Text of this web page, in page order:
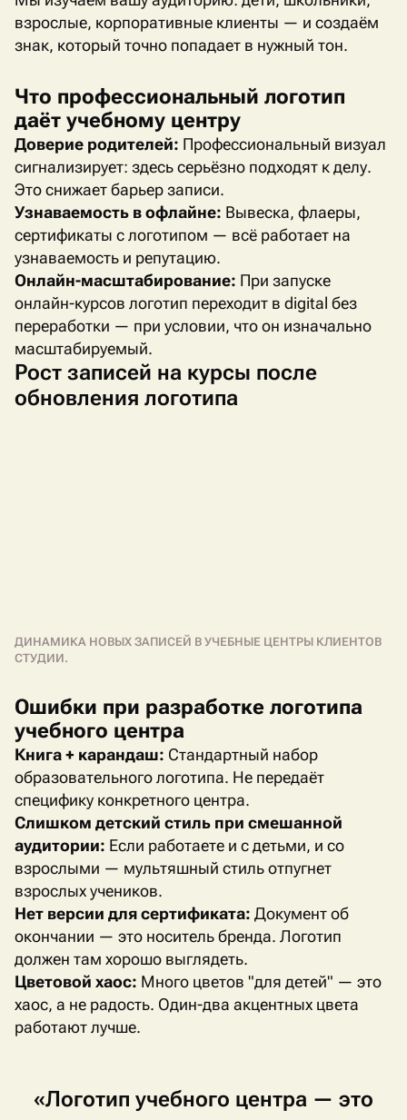
взрослые, корпоративные клиенты — и создаём
знак, который точно попадает в нужный тон.
Что профессиональный логотип
даёт учебному центру
Доверие родителей: Профессиональный визуал
сигнализирует: здесь серьёзно подходят к делу.
Это снижает барьер записи.
Узнаваемость в офлайне: Вывеска, флаеры,
сертификаты с логотипом — всё работает на
узнаваемость и репутацию.
Онлайн-масштабирование: При запуске
онлайн-курсов логотип переходит в digital без
переработки — при условии, что он изначально
масштабируемый.
Рост записей на курсы после
обновления логотипа
ДИНАМИКА НОВЫХ ЗАПИСЕЙ В УЧЕБНЫЕ ЦЕНТРЫ КЛИЕНТОВ
СТУДИИ.
Ошибки при разработке логотипа
учебного центра
Книга + карандаш: Стандартный набор
образовательного логотипа. Не передаёт
специфику конкретного центра.
Слишком детский стиль при смешанной
аудитории: Если работаете и с детьми, и со
взрослыми — мультяшный стиль отпугнет
взрослых учеников.
Нет версии для сертификата: Документ об
окончании — это носитель бренда. Логотип
должен там хорошо выглядеть.
Цветовой хаос: Много цветов "для детей" — это
хаос, а не радость. Один-два акцентных цвета
работают лучше.
«Логотип учебного центра — это